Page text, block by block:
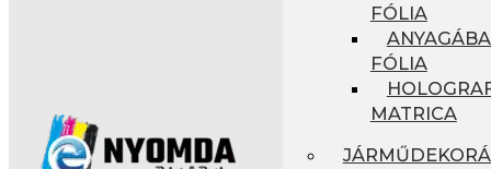
FÓLIA
FÓLIA
MATRICA